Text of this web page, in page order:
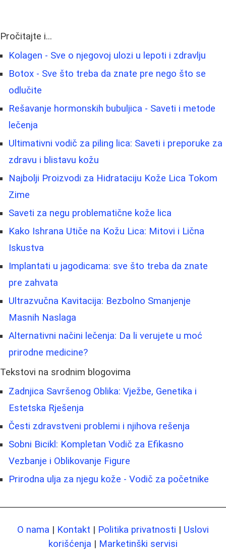
Pročitajte i...
Kolagen - Sve o njegovoj ulozi u lepoti i zdravlju
Botox - Sve što treba da znate pre nego što se
odlučite
Rešavanje hormonskih bubuljica - Saveti i metode
lečenja
Ultimativni vodič za piling lica: Saveti i preporuke za
zdravu i blistavu kožu
Najbolji Proizvodi za Hidrataciju Kože Lica Tokom
Zime
Saveti za negu problematične kože lica
Kako Ishrana Utiče na Kožu Lica: Mitovi i Lična
Iskustva
Implantati u jagodicama: sve što treba da znate
pre zahvata
Ultrazvučna Kavitacija: Bezbolno Smanjenje
Masnih Naslaga
Alternativni načini lečenja: Da li verujete u moć
prirodne medicine?
Tekstovi na srodnim blogovima
Zadnjica Savršenog Oblika: Vježbe, Genetika i
Estetska Rješenja
Česti zdravstveni problemi i njihova rešenja
Sobni Bicikl: Kompletan Vodič za Efikasno
Vezbanje i Oblikovanje Figure
Prirodna ulja za njegu kože - Vodič za početnike
O nama | Kontakt | Politika privatnosti | Uslovi
korišćenja | Marketinški servisi